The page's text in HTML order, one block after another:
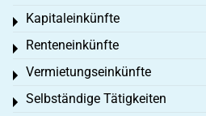
Kapitaleinkünfte
Toggle menu
Renteneinkünfte
Toggle menu
Vermietungseinkünfte
Toggle menu
Selbständige Tätigkeiten
Toggle menu